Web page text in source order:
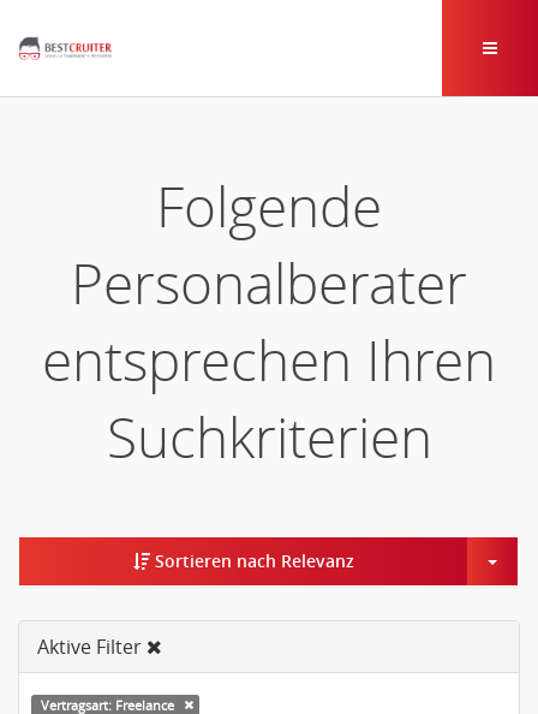
Folgende
Personalberater
entsprechen Ihren
Suchkriterien
Sortieren nach Relevanz
Aktive Filter
Vertragsart: Freelance